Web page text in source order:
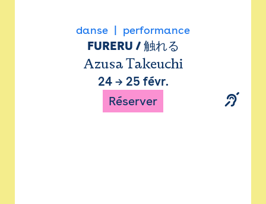
danse performance
FURERU / 触れる
Azusa Takeuchi
24→ 25 févr.
Réserver